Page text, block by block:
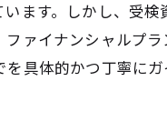
ます。しかし、受
ァイナンシャルプ
具体的かつ丁寧に